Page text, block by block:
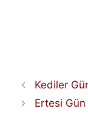
Kediler
Ertesi Gün